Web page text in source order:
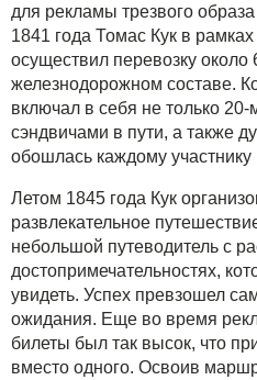
для рекламы трезвого
1841 года Томас Кук в
осуществил перевозку около
железнодорожном составе.
включал в себя не только
сэндвичами в пути, а также
обошлась каждому участнику
Летом 1845 года Кук
развлекательное
небольшой путеводитель с
достопримечательностях,
увидеть. Успех превзошел
ожидания. Еще во время
билеты был так высок, что
вместо одного. Освоив